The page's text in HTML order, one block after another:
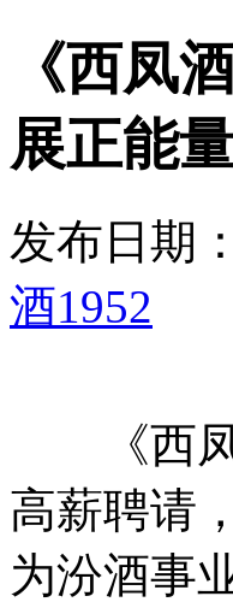
《西凤
展正能
发布日期
酒1952
《西凤
高薪聘请
为汾酒事